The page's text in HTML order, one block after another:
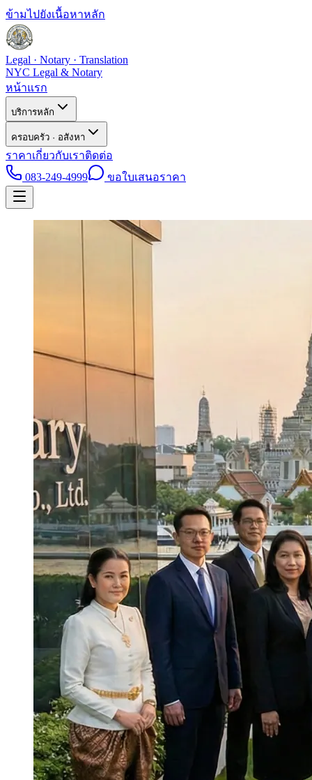
ข้ามไปยังเนื้อหาหลัก
Legal · Notary · Translation
NYC Legal & Notary
หน้าแรก
บริการหลัก
ครอบครัว · อสังหา
ราคาเกี่ยวกับเราติดต่อ
083-249-4999
ขอใบเสนอราคา